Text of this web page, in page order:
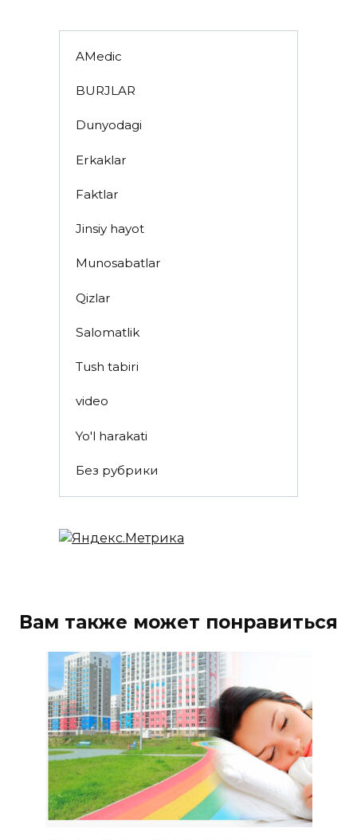
AMedic
BURJLAR
Dunyodagi
Erkaklar
Faktlar
Jinsiy hayot
Munosabatlar
Qizlar
Salomatlik
Tush tabiri
video
Yo'l harakati
Без рубрики
Вам также может понравиться